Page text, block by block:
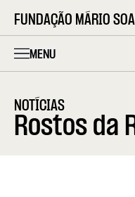
FUNDAÇÃO MÁRIO
MENU
NOTÍCIAS
Rostos da